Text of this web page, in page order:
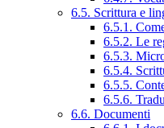
6.5. Scrittura e
6.5.1.
6.5.2. Le
6.5.3.
6.5.4.
6.5.5.
6.5.6.
6.6. Documenti